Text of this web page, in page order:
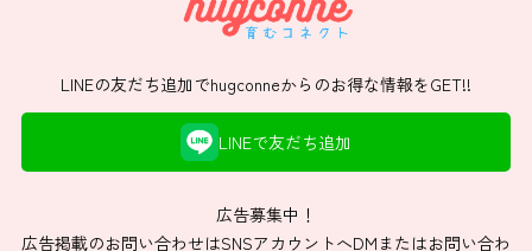
LINEの友だち追加でhugconneからのお得な情報をGET!!
LINEで友だち追加
広告募集中！
広告掲載のお問い合わせはSNSアカウントへDMまたはお問い合わ